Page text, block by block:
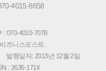
4015-8658
: 070-4010-7078
즈니스포스트
발행일자: 2013년 12월 2일
: 2636-171X